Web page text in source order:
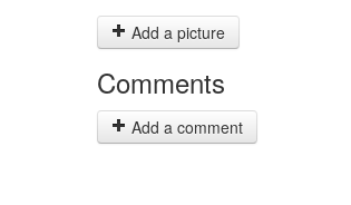
Add a picture
Comments
Add a comment